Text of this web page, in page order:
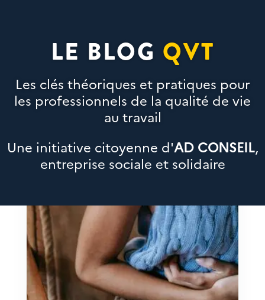
LE BLOG QVT
Les clés théoriques et pratiques pour
les professionnels de la qualité de vie
au travail
Une initiative citoyenne d'AD CONSEIL,
entreprise sociale et solidaire